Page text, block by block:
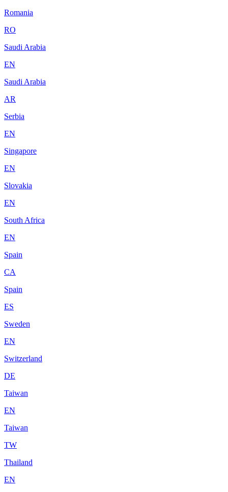
Romania
RO
Saudi Arabia
EN
Saudi Arabia
AR
Serbia
EN
Singapore
EN
Slovakia
EN
South Africa
EN
Spain
CA
Spain
ES
Sweden
EN
Switzerland
DE
Taiwan
EN
Taiwan
TW
Thailand
EN